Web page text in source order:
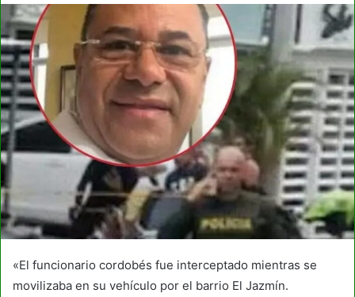
«El funcionario cordobés fue interceptado mientras se
movilizaba en su vehículo por el barrio El Jazmín.